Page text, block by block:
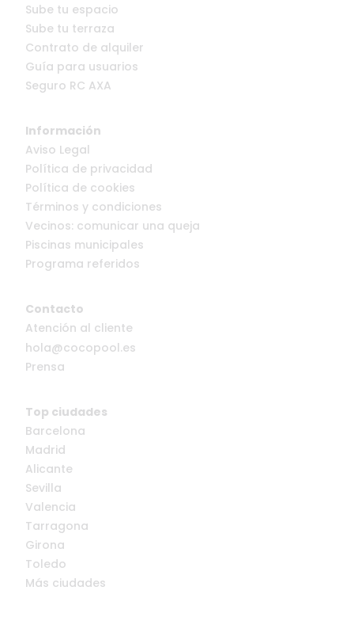
Sube tu espacio
Sube tu terraza
Contrato de alquiler
Guía para usuarios
Seguro RC AXA
Información
Aviso Legal
Política de privacidad
Política de cookies
Términos y condiciones
Vecinos: comunicar una queja
Piscinas municipales
Programa referidos
Contacto
Atención al cliente
hola@cocopool.es
Prensa
Top ciudades
Barcelona
Madrid
Alicante
Sevilla
Valencia
Tarragona
Girona
Toledo
Más ciudades